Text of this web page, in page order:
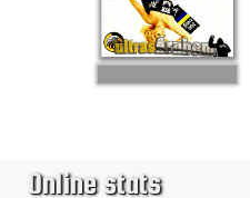
Online stats